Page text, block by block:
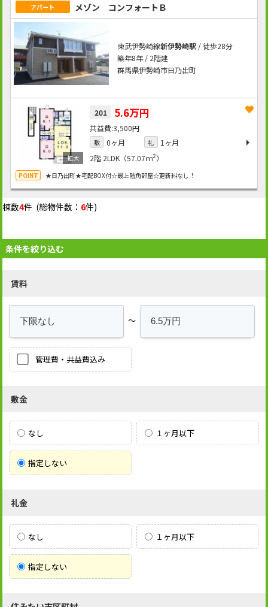
アパート メゾン コンフォートＢ
東武伊勢崎線新伊勢崎駅/ 徒歩28分
築年8年 / 2階建
群馬県伊勢崎市日乃出町
201 5.6万円
3,500円
敷 0ヶ月 礼
1ヶ月
2階 2LDK（57.07ｍ2）
★日乃出町★宅配BOX付☆最上階角部屋☆更新料なし！
棟数4件 (総物件数： 6件)
条件を絞り込む
賃料
～
管理費・共益費込み
敷金
なし １ヶ月以下
指定しない
礼金
なし １ヶ月以下
指定しない